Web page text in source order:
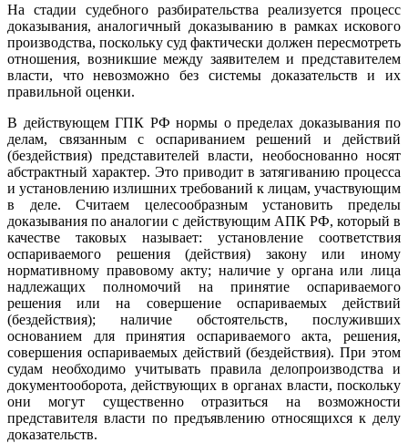
На стадии судебного разбирательства реализуется процесс
доказывания, аналогичный доказыванию в рамках искового
производства, поскольку суд фактически должен пересмотреть
отношения, возникшие между заявителем и представителем
власти, что невозможно без системы доказательств и их
правильной оценки.
В действующем ГПК РФ нормы о пределах доказывания по
делам, связанным с оспариванием решений и действий
(бездействия) представителей власти, необоснованно носят
абстрактный характер. Это приводит в затягиванию процесса
и установлению излишних требований к лицам, участвующим
в деле. Считаем целесообразным установить пределы
доказывания по аналогии с действующим АПК РФ, который в
качестве таковых называет: установление соответствия
оспариваемого решения (действия) закону или иному
нормативному правовому акту; наличие у органа или лица
надлежащих полномочий на принятие оспариваемого
решения или на совершение оспариваемых действий
(бездействия); наличие обстоятельств, послуживших
основанием для принятия оспариваемого акта, решения,
совершения оспариваемых действий (бездействия). При этом
судам необходимо учитывать правила делопроизводства и
документооборота, действующих в органах власти, поскольку
они могут существенно отразиться на возможности
представителя власти по предъявлению относящихся к делу
доказательств.